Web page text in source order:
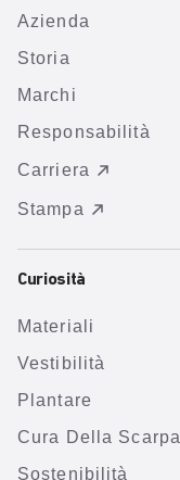
Azienda
Storia
Marchi
Responsabilità
Carriera
Stampa
Curiosità
Materiali
Vestibilità
Plantare
Cura Della Scarpa
Sostenibilità